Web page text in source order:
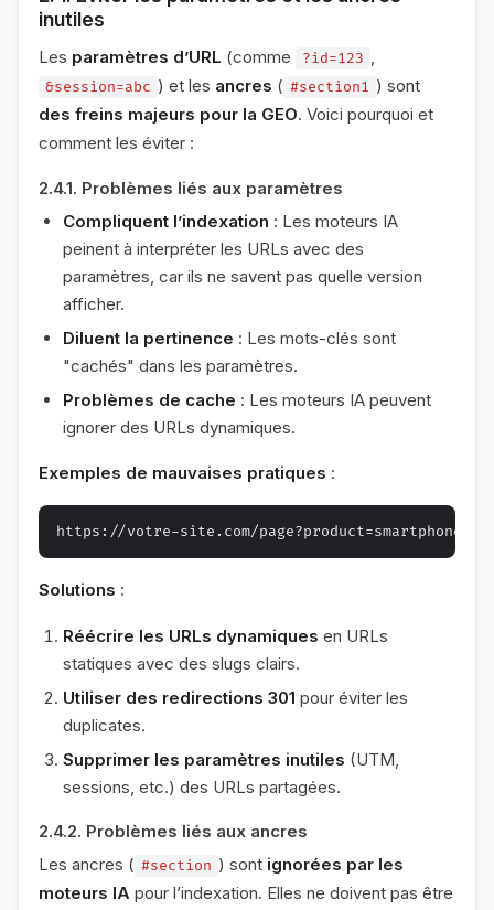
inutiles
Les paramètres d’URL (comme ?id=123 ,
&session=abc ) et les ancres ( #section1 ) sont
des freins majeurs pour la GEO. Voici pourquoi et
comment les éviter :
2.4.1. Problèmes liés aux paramètres
Compliquent l’indexation : Les moteurs IA
peinent à interpréter les URLs avec des
paramètres, car ils ne savent pas quelle version
afficher.
Diluent la pertinence : Les mots-clés sont
"cachés" dans les paramètres.
Problèmes de cache : Les moteurs IA peuvent
ignorer des URLs dynamiques.
Exemples de mauvaises pratiques :
Solutions :
Réécrire les URLs dynamiques en URLs
statiques avec des slugs clairs.
Utiliser des redirections 301 pour éviter les
duplicates.
Supprimer les paramètres inutiles (UTM,
sessions, etc.) des URLs partagées.
2.4.2. Problèmes liés aux ancres
Les ancres ( #section ) sont ignorées par les
moteurs IA pour l’indexation. Elles ne doivent pas être